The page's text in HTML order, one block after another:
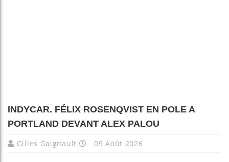
INDYCAR. FÉLIX ROSENQVIST EN POLE A
PORTLAND DEVANT ALEX PALOU
Gilles Gaignault 09 Août 2026